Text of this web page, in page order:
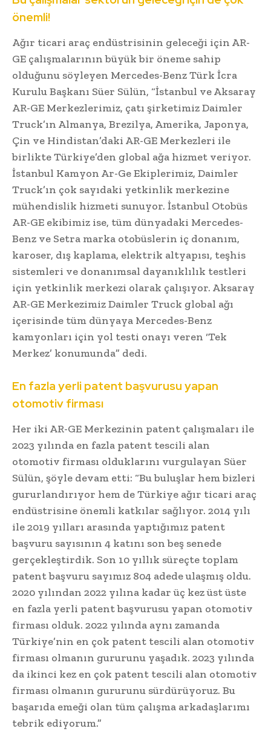
önemli!
Ağır ticari araç endüstrisinin geleceği için AR-
GE çalışmalarının büyük bir öneme sahip
olduğunu söyleyen Mercedes-Benz Türk İcra
Kurulu Başkanı Süer Sülün, “İstanbul ve Aksaray
AR-GE Merkezlerimiz, çatı şirketimiz Daimler
Truck’ın Almanya, Brezilya, Amerika, Japonya,
Çin ve Hindistan’daki AR-GE Merkezleri ile
birlikte Türkiye’den global ağa hizmet veriyor.
İstanbul Kamyon Ar-Ge Ekiplerimiz, Daimler
Truck’ın çok sayıdaki yetkinlik merkezine
mühendislik hizmeti sunuyor. İstanbul Otobüs
AR-GE ekibimiz ise, tüm dünyadaki Mercedes-
Benz ve Setra marka otobüslerin iç donanım,
karoser, dış kaplama, elektrik altyapısı, teşhis
sistemleri ve donanımsal dayanıklılık testleri
için yetkinlik merkezi olarak çalışıyor. Aksaray
AR-GE Merkezimiz Daimler Truck global ağı
içerisinde tüm dünyaya Mercedes-Benz
kamyonları için yol testi onayı veren ‘Tek
Merkez’ konumunda” dedi.
En fazla yerli patent başvurusu yapan
otomotiv firması
Her iki AR-GE Merkezinin patent çalışmaları ile
2023 yılında en fazla patent tescili alan
otomotiv firması olduklarını vurgulayan Süer
Sülün, şöyle devam etti: “Bu buluşlar hem bizleri
gururlandırıyor hem de Türkiye ağır ticari araç
endüstrisine önemli katkılar sağlıyor. 2014 yılı
ile 2019 yılları arasında yaptığımız patent
başvuru sayısının 4 katını son beş senede
gerçekleştirdik. Son 10 yıllık süreçte toplam
patent başvuru sayımız 804 adede ulaşmış oldu.
2020 yılından 2022 yılına kadar üç kez üst üste
en fazla yerli patent başvurusu yapan otomotiv
firması olduk. 2022 yılında aynı zamanda
Türkiye’nin en çok patent tescili alan otomotiv
firması olmanın gururunu yaşadık. 2023 yılında
da ikinci kez en çok patent tescili alan otomotiv
firması olmanın gururunu sürdürüyoruz. Bu
başarıda emeği olan tüm çalışma arkadaşlarımı
tebrik ediyorum.”